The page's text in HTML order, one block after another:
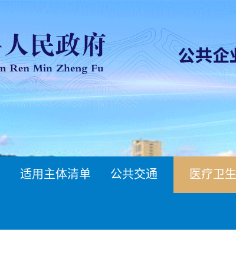
适用主体清单 公共交通 医疗卫生